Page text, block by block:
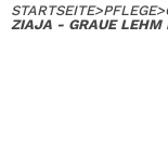
STARTSEITE>PFLEGE>
ZIAJA - GRAUE LEHM